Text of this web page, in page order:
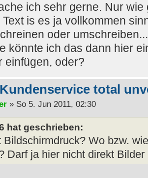
ich sehr gerne. Nur
is es ja vollkommen
oder
könnte ich das dann hier
einfügen, oder?
total
» So 5. Jun 2011, 02:30
hat geschrieben:
Bildschirmdruck? Wo bzw.
Darf ja hier nicht direkt